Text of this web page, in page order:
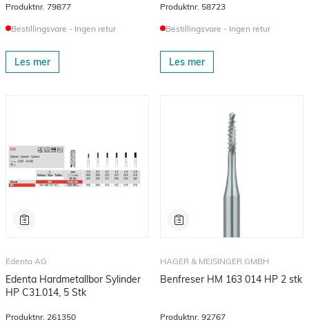
Produktnr. 79877
Bestillingsvare - Ingen retur
Les mer
Produktnr. 58723
Bestillingsvare - Ingen retur
Les mer
Edenta AG
Edenta Hardmetallbor Sylinder
HP C31.014, 5 Stk
Produktnr. 261350
HAGER & MEISINGER GMBH
Benfreser HM 163 014 HP 2 stk
Produktnr. 92767